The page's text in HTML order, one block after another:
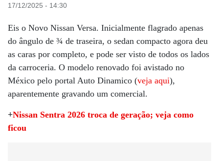
17/12/2025 - 14:30
Eis o Novo Nissan Versa. Inicialmente flagrado apenas
do ângulo de ¾ de traseira, o sedan compacto agora deu
as caras por completo, e pode ser visto de todos os lados
da carroceria. O modelo renovado foi avistado no
México pelo portal Auto Dinamico (veja aqui),
aparentemente gravando um comercial.
+Nissan Sentra 2026 troca de geração; veja como
ficou